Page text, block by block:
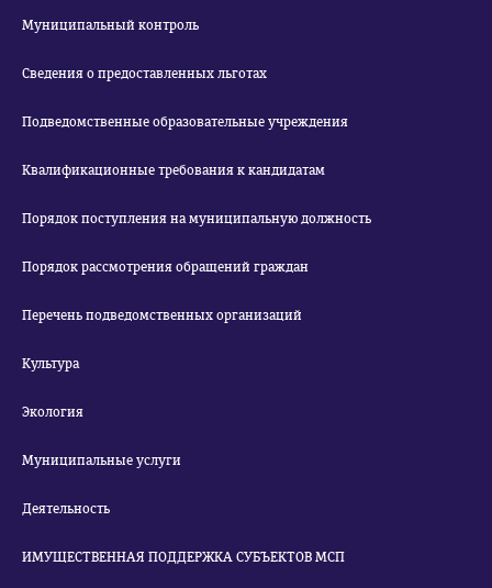
Муниципальный контроль
Сведения о предоставленных льготах
Подведомственные образовательные учреждения
Квалификационные требования к кандидатам
Порядок поступления на муниципальную должность
Порядок рассмотрения обращений граждан
Перечень подведомственных организаций
Культура
Экология
Муниципальные услуги
Деятельность
ИМУЩЕСТВЕННАЯ ПОДДЕРЖКА СУБЪЕКТОВ МСП